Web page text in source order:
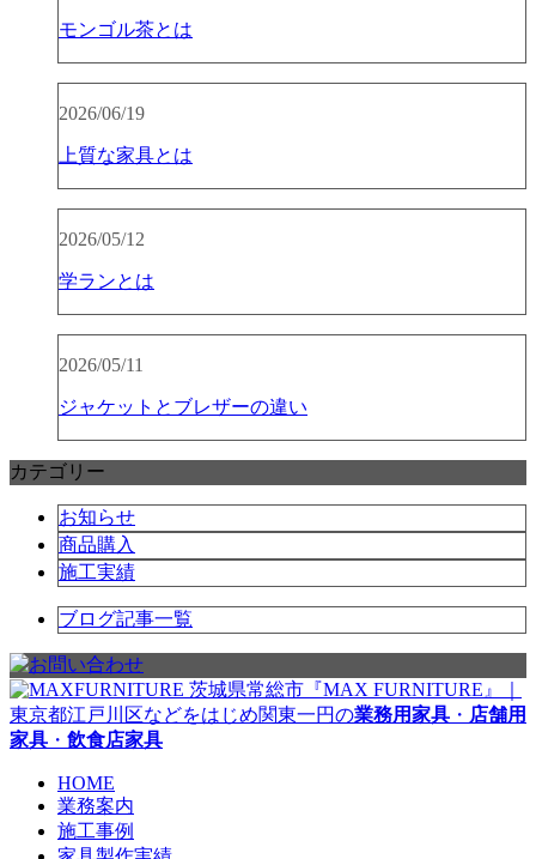
モンゴル茶とは
2026/06/19
上質な家具とは
2026/05/12
学ランとは
2026/05/11
ジャケットとブレザーの違い
カテゴリー
お知らせ
商品購入
施工実績
ブログ記事一覧
茨城県常総市『MAX FURNITURE』｜
東京都江戸川区などをはじめ関東一円の業務用家具 ・ 店舗用
家具 ・ 飲食店家具
HOME
業務案内
施工事例